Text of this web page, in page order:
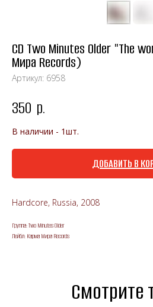
CD Two Minutes Older "The
Мира Records)
Артикул: 6958
350 р.
В наличии - 1шт.
ДОБАВИТЬ В
Hardcore, Russia, 2008
Группа: Two Minutes Older
Лейбл: Карма Мира Records
Смотрите